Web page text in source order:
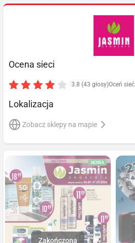
Ocena sieci
3.8 (43 głosy)Oceń sieć
Lokalizacja
Zobacz sklepy na mapie
NOWA